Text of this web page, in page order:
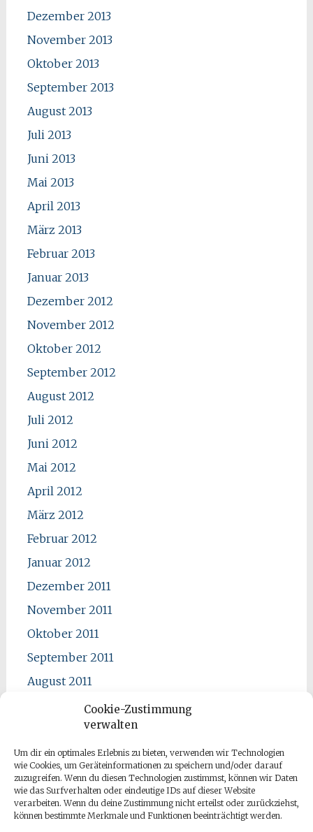
Cookie-Zustimmung
verwalten
Um dir ein optimales Erlebnis zu bieten, verwenden wir Technologien
wie Cookies, um Geräteinformationen zu speichern und/oder darauf
zuzugreifen. Wenn du diesen Technologien zustimmst, können wir Daten
wie das Surfverhalten oder eindeutige IDs auf dieser Website
verarbeiten. Wenn du deine Zustimmung nicht erteilst oder zurückziehst,
können bestimmte Merkmale und Funktionen beeinträchtigt werden.
Dezember 2013
November 2013
Oktober 2013
September 2013
August 2013
Juli 2013
Juni 2013
Mai 2013
April 2013
März 2013
Februar 2013
Januar 2013
Dezember 2012
November 2012
Oktober 2012
September 2012
August 2012
Juli 2012
Juni 2012
Mai 2012
April 2012
März 2012
Februar 2012
Januar 2012
Dezember 2011
November 2011
Oktober 2011
September 2011
August 2011
Mai 2011
April 2011